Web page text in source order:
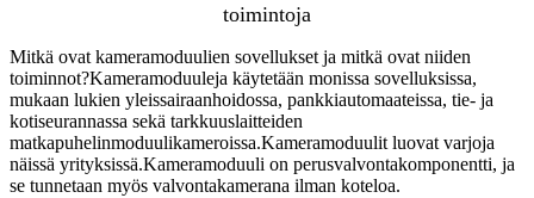
toimintoja
Mitkä ovat kameramoduulien sovellukset ja mitkä ovat niiden
toiminnot?Kameramoduuleja käytetään monissa sovelluksissa,
mukaan lukien yleissairaanhoidossa, pankkiautomaateissa, tie- ja
kotiseurannassa sekä tarkkuuslaitteiden
matkapuhelinmoduulikameroissa.Kameramoduulit luovat varjoja
näissä yrityksissä.Kameramoduuli on perusvalvontakomponentti, ja
se tunnetaan myös valvontakamerana ilman koteloa.